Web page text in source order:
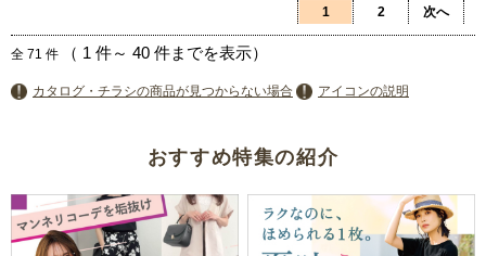
1 2 次へ
全 71 件 （ 1 件～ 40 件までを表示）
カタログ・チラシの商品が見つからない場合 アイコンの説明
おすすめ特集の紹介